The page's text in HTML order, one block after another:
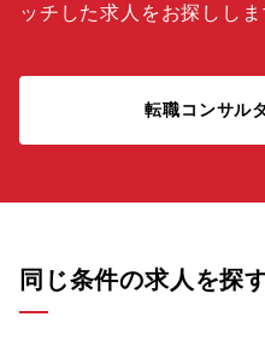
ッチした求人をお探ししま
転職コンサル
同じ条件の求人を探